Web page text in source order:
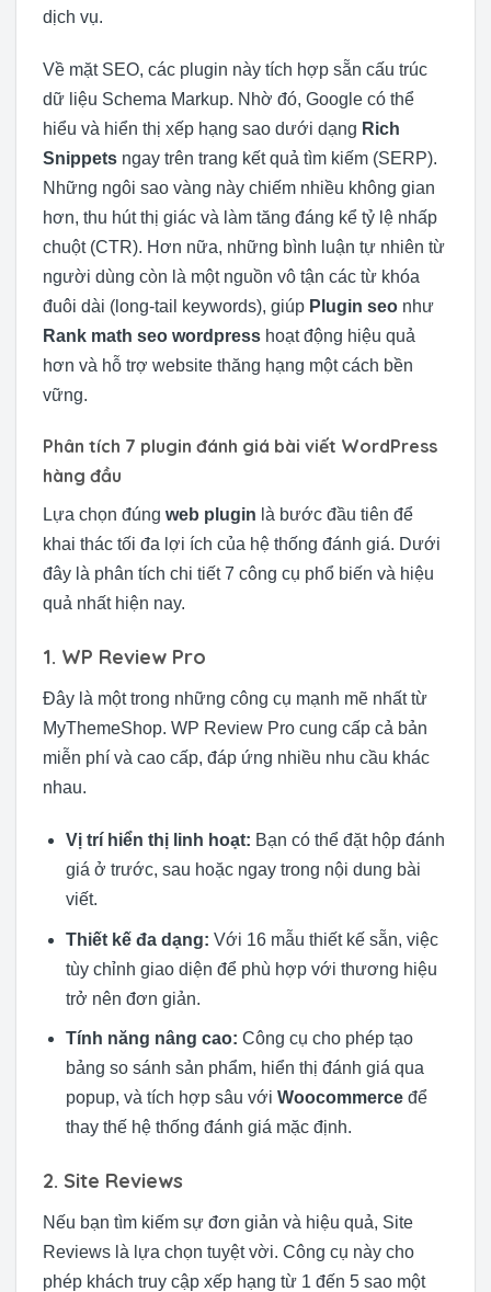
dịch vụ.
Về mặt SEO, các plugin này tích hợp sẵn cấu trúc
dữ liệu Schema Markup. Nhờ đó, Google có thể
hiểu và hiển thị xếp hạng sao dưới dạng Rich
Snippets ngay trên trang kết quả tìm kiếm (SERP).
Những ngôi sao vàng này chiếm nhiều không gian
hơn, thu hút thị giác và làm tăng đáng kể tỷ lệ nhấp
chuột (CTR). Hơn nữa, những bình luận tự nhiên từ
người dùng còn là một nguồn vô tận các từ khóa
đuôi dài (long-tail keywords), giúp Plugin seo như
Rank math seo wordpress hoạt động hiệu quả
hơn và hỗ trợ website thăng hạng một cách bền
vững.
Phân tích 7 plugin đánh giá bài viết WordPress
hàng đầu
Lựa chọn đúng web plugin là bước đầu tiên để
khai thác tối đa lợi ích của hệ thống đánh giá. Dưới
đây là phân tích chi tiết 7 công cụ phổ biến và hiệu
quả nhất hiện nay.
1. WP Review Pro
Đây là một trong những công cụ mạnh mẽ nhất từ
MyThemeShop. WP Review Pro cung cấp cả bản
miễn phí và cao cấp, đáp ứng nhiều nhu cầu khác
nhau.
Vị trí hiển thị linh hoạt: Bạn có thể đặt hộp đánh
giá ở trước, sau hoặc ngay trong nội dung bài
viết.
Thiết kế đa dạng: Với 16 mẫu thiết kế sẵn, việc
tùy chỉnh giao diện để phù hợp với thương hiệu
trở nên đơn giản.
Tính năng nâng cao: Công cụ cho phép tạo
bảng so sánh sản phẩm, hiển thị đánh giá qua
popup, và tích hợp sâu với Woocommerceđể
thay thế hệ thống đánh giá mặc định.
2. Site Reviews
Nếu bạn tìm kiếm sự đơn giản và hiệu quả, Site
Reviews là lựa chọn tuyệt vời. Công cụ này cho
phép khách truy cập xếp hạng từ 1 đến 5 sao một